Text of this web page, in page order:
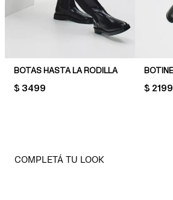
BOTAS HASTA LA RODILLA
PRICE:
$ 3499 PRICE:
$ 2199
COMPLETÁ TU LOOK